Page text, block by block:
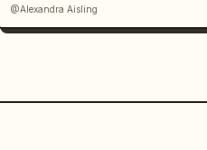
@Alexandra Aisling